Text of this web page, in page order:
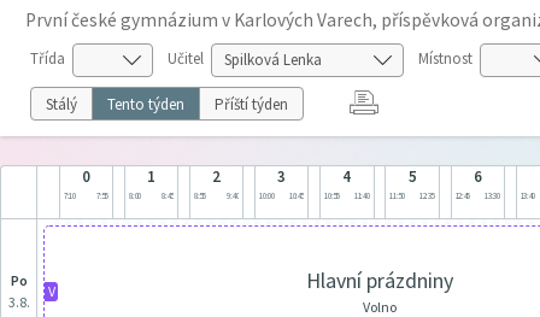
První české gymnázium v Karlových Varech, příspěvková
Třída Učitel Místnost
Stálý Tento týden Příští týden
0
7:10 7:55
1
8:00 8:45
2
8:55 9:40
3
10:00 10:45
4
10:55 11:40
5
11:50 12:35
6
12:45 13:30 13:40
po
3.8.
V Hlavní prázdniny
Volno